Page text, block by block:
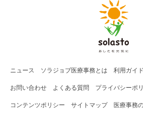
ニュース ソラジョブ医療事務 とは 利用ガイド
お問い合わせ よくある質問 プライバシーポ
コンテンツポリシー サイトマップ 医療事務